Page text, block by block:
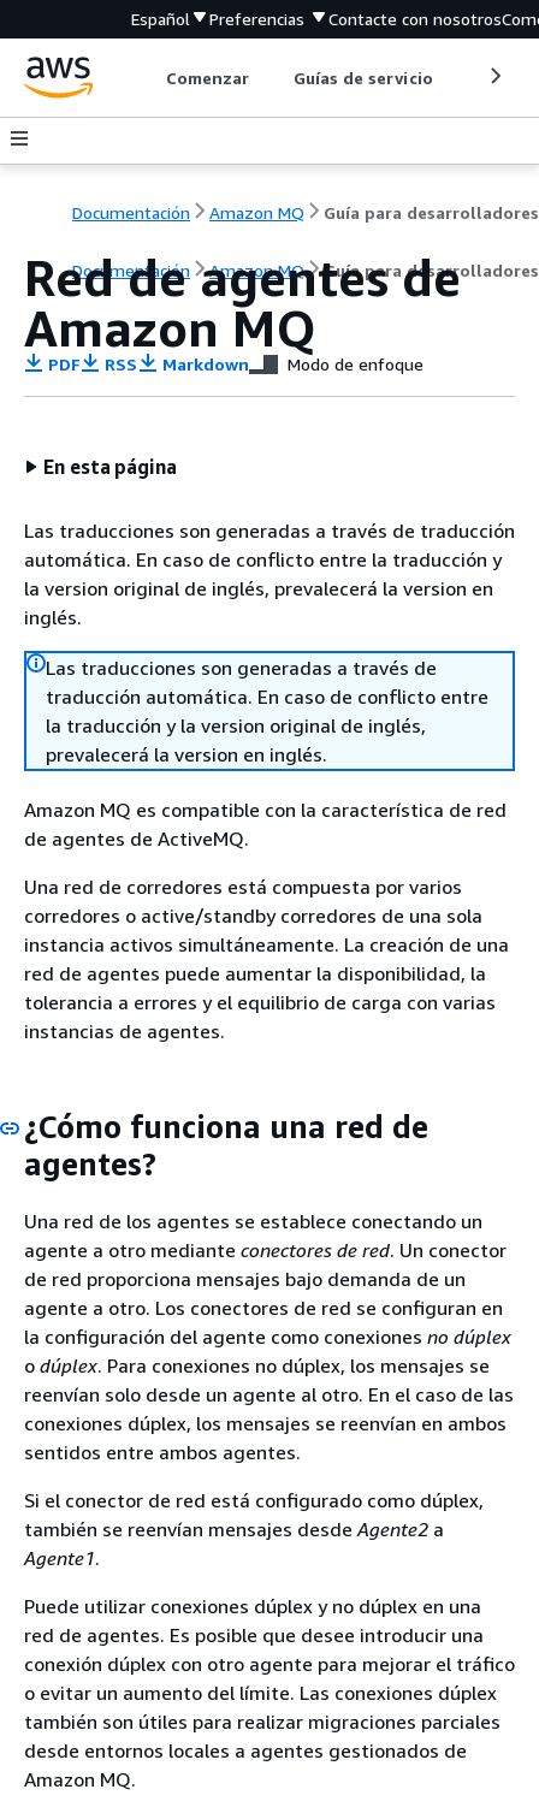
Español Preferencias Contacte con nosotros
Comenzar Guías de servicio
Documentación Amazon MQ Guía para desarrolladores
Documentación Amazon MQ Guía para desarrolladores
Red de agentes de
Amazon MQ
PDF RSS Markdown Modo de enfoque
En esta página
Las traducciones son generadas a través de traducción
automática. En caso de conflicto entre la traducción y
la version original de inglés, prevalecerá la version en
inglés.
Las traducciones son generadas a través de
traducción automática. En caso de conflicto entre
la traducción y la version original de inglés,
prevalecerá la version en inglés.
Amazon MQ es compatible con la característica de red
de agentes de ActiveMQ.
Una red de corredores está compuesta por varios
corredores o active/standby corredores de una sola
instancia activos simultáneamente. La creación de una
red de agentes puede aumentar la disponibilidad, la
tolerancia a errores y el equilibrio de carga con varias
instancias de agentes.
¿Cómo funciona una red de
agentes?
Una red de los agentes se establece conectando un
agente a otro mediante conectores de red. Un conector
de red proporciona mensajes bajo demanda de un
agente a otro. Los conectores de red se configuran en
la configuración del agente como conexiones no dúplex
o dúplex. Para conexiones no dúplex, los mensajes se
reenvían solo desde un agente al otro. En el caso de las
conexiones dúplex, los mensajes se reenvían en ambos
sentidos entre ambos agentes.
Si el conector de red está configurado como dúplex,
también se reenvían mensajes desde Agente2 a
Agente1.
Puede utilizar conexiones dúplex y no dúplex en una
red de agentes. Es posible que desee introducir una
conexión dúplex con otro agente para mejorar el tráfico
o evitar un aumento del límite. Las conexiones dúplex
también son útiles para realizar migraciones parciales
desde entornos locales a agentes gestionados de
Amazon MQ.